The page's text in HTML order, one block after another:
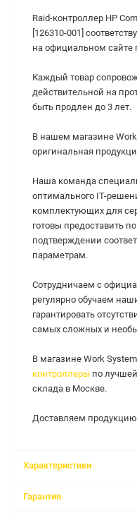
Raid-контроллер HP
[126310-001]
на официальном сайте
Каждый товар
действительной на
быть продлен до 3 лет.
В нашем магазине
оригинальная
Наша команда
оптимального IT-
комплектующих для
готовы предоставить
подтверждении
параметрам.
Сотрудничаем с
регулярно обучаем
гарантировать
самых сложных и
В магазине Work
контроллеры по
склада в Москве.
Доставляем
Характеристики
Гарантия